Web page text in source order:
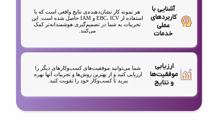
آشنایی با
کاربردهای
عملی
خدمات
هر نمونه کار نشان‌دهنده‌ی نتایج واقعی است که با
استفاده از EBC، ICV و IAM حاصل شده است. این
تجربیات به شما در تصمیم‌گیری هوشمندانه‌تر کمک
می‌کنند.
ارزیابی
موفقیت‌ها
و نتایج
شما می‌توانید موفقیت‌های کسب‌وکارهای دیگر را
ارزیابی کنید و از بهترین روش‌ها و تجربیات آنها بهره
ببرید تا کسب‌وکار خود را تقویت کنید.